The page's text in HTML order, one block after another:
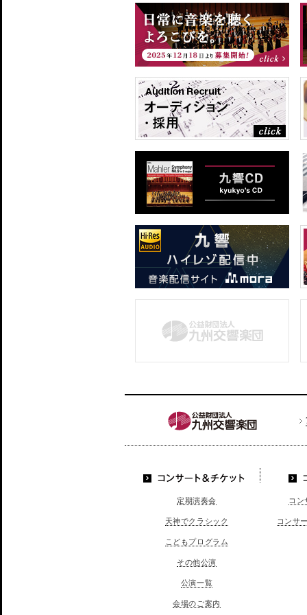
定期演奏会
天神でクラシック
こどもプログラム
その他公演
公演一覧
会場のご案内
コン
コンサ